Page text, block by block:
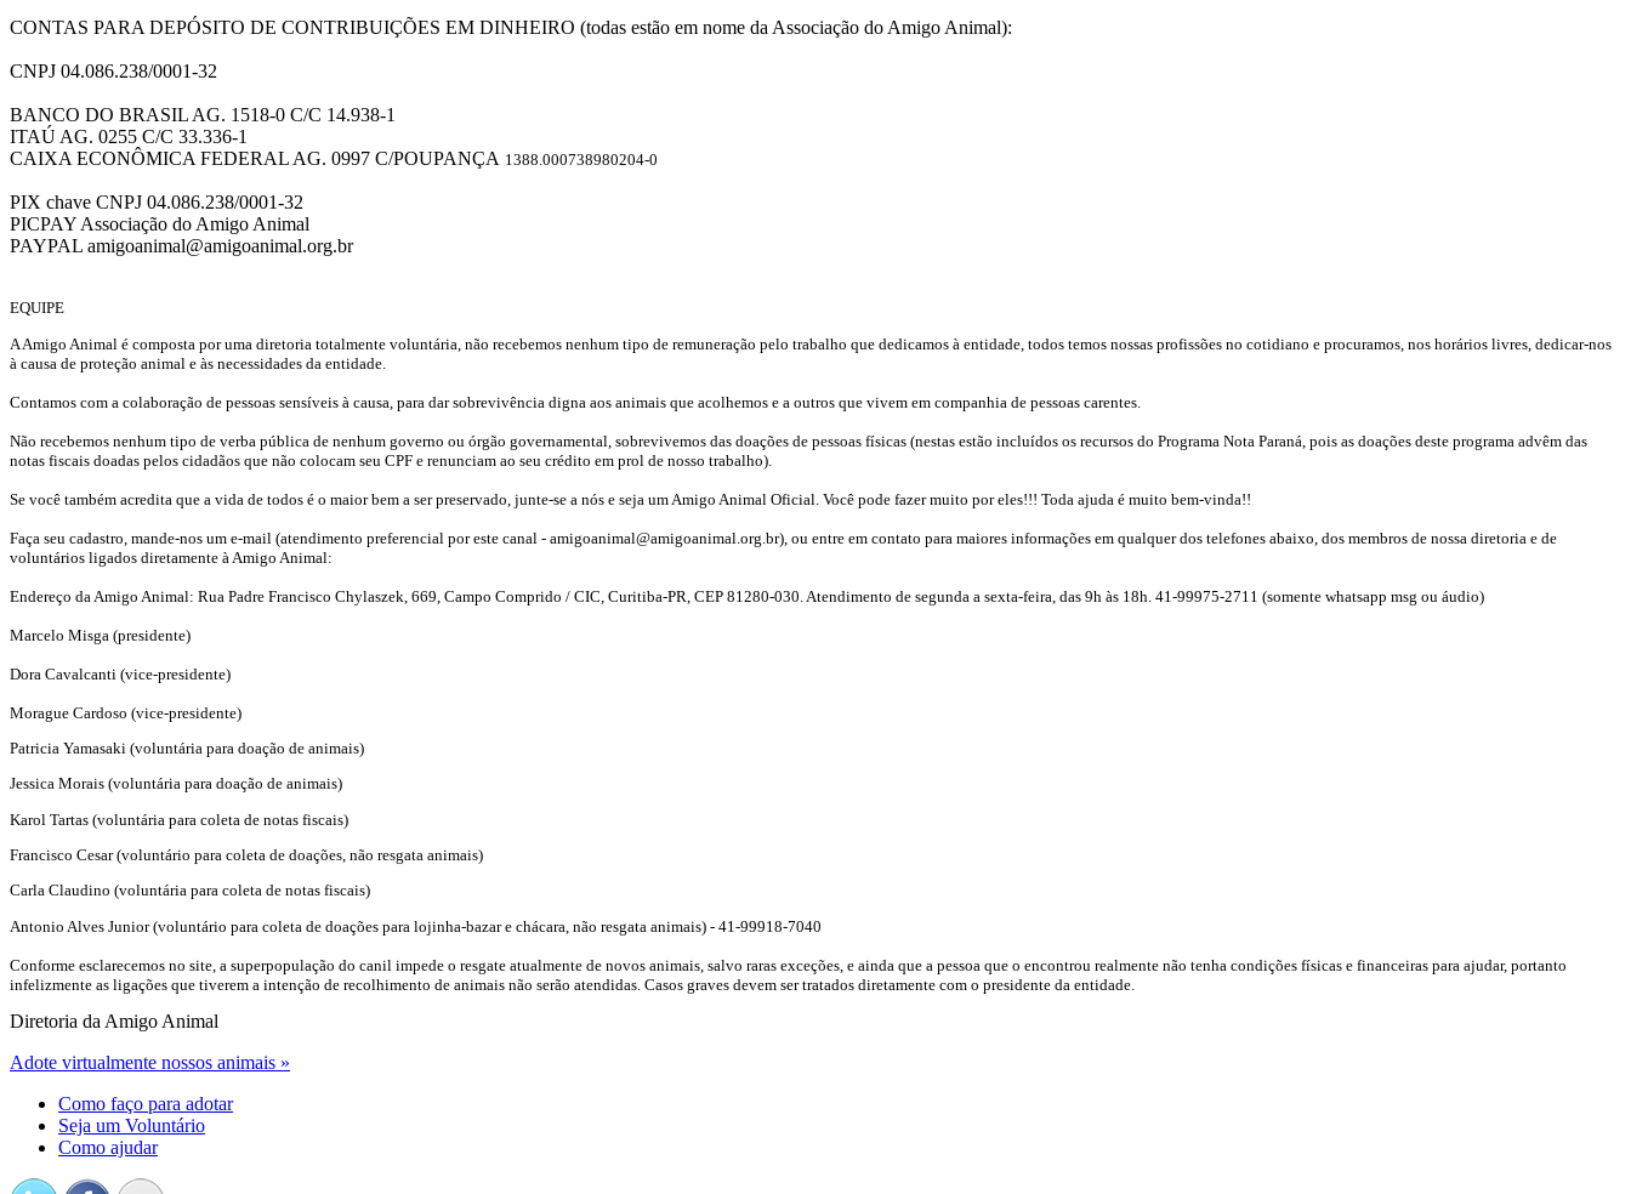
CONTAS PARA DEPÓSITO DE CONTRIBUIÇÕES EM DINHEIRO (todas estão em nome da Associação do Amigo Animal):
CNPJ 04.086.238/0001-32
BANCO DO BRASIL AG. 1518-0 C/C 14.938-1
ITAÚ AG. 0255 C/C 33.336-1
CAIXA ECONÔMICA FEDERAL AG. 0997 C/POUPANÇA 1388.000738980204-0
PIX chave CNPJ 04.086.238/0001-32
PICPAY Associação do Amigo Animal
PAYPAL amigoanimal@amigoanimal.org.br
EQUIPE
A Amigo Animal é composta por uma diretoria totalmente voluntária, não recebemos nenhum tipo de remuneração pelo trabalho que dedicamos à entidade, todos temos nossas profissões no cotidiano e procuramos, nos horários livres, dedicar-nos
à causa de proteção animal e às necessidades da entidade.
Contamos com a colaboração de pessoas sensíveis à causa, para dar sobrevivência digna aos animais que acolhemos e a outros que vivem em companhia de pessoas carentes.
Não recebemos nenhum tipo de verba pública de nenhum governo ou órgão governamental, sobrevivemos das doações de pessoas físicas (nestas estão incluídos os recursos do Programa Nota Paraná, pois as doações deste programa advêm das
notas fiscais doadas pelos cidadãos que não colocam seu CPF e renunciam ao seu crédito em prol de nosso trabalho).
Se você também acredita que a vida de todos é o maior bem a ser preservado, junte-se a nós e seja um Amigo Animal Oficial. Você pode fazer muito por eles!!! Toda ajuda é muito bem-vinda!!
Faça seu cadastro, mande-nos um e-mail (atendimento preferencial por este canal - amigoanimal@amigoanimal.org.br), ou entre em contato para maiores informações em qualquer dos telefones abaixo, dos membros de nossa diretoria e de
voluntários ligados diretamente à Amigo Animal:
Endereço da Amigo Animal: Rua Padre Francisco Chylaszek, 669, Campo Comprido / CIC, Curitiba-PR, CEP 81280-030. Atendimento de segunda a sexta-feira, das 9h às 18h. 41-99975-2711 (somente whatsapp msg ou áudio)
Marcelo Misga (presidente)
Dora Cavalcanti (vice-presidente)
Morague Cardoso (vice-presidente)
Patricia Yamasaki (voluntária para doação de animais)
Jessica Morais (voluntária para doação de animais)
Karol Tartas (voluntária para coleta de notas fiscais)
Francisco Cesar (voluntário para coleta de doações, não resgata animais)
Carla Claudino (voluntária para coleta de notas fiscais)
Antonio Alves Junior (voluntário para coleta de doações para lojinha-bazar e chácara, não resgata animais) - 41-99918-7040
Conforme esclarecemos no site, a superpopulação do canil impede o resgate atualmente de novos animais, salvo raras exceções, e ainda que a pessoa que o encontrou realmente não tenha condições físicas e financeiras para ajudar, portanto
infelizmente as ligações que tiverem a intenção de recolhimento de animais não serão atendidas. Casos graves devem ser tratados diretamente com o presidente da entidade.
Diretoria da Amigo Animal
Adote virtualmente nossos animais »
Como faço para adotar
Seja um Voluntário
Como ajudar